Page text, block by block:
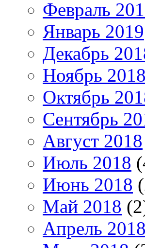
Февраль
Январь 2019
Декабрь
Ноябрь 2018
Октябрь
Сентябрь
Август 2018
Июль 2018
Июнь 2018
Май 2018
Апрель 2018